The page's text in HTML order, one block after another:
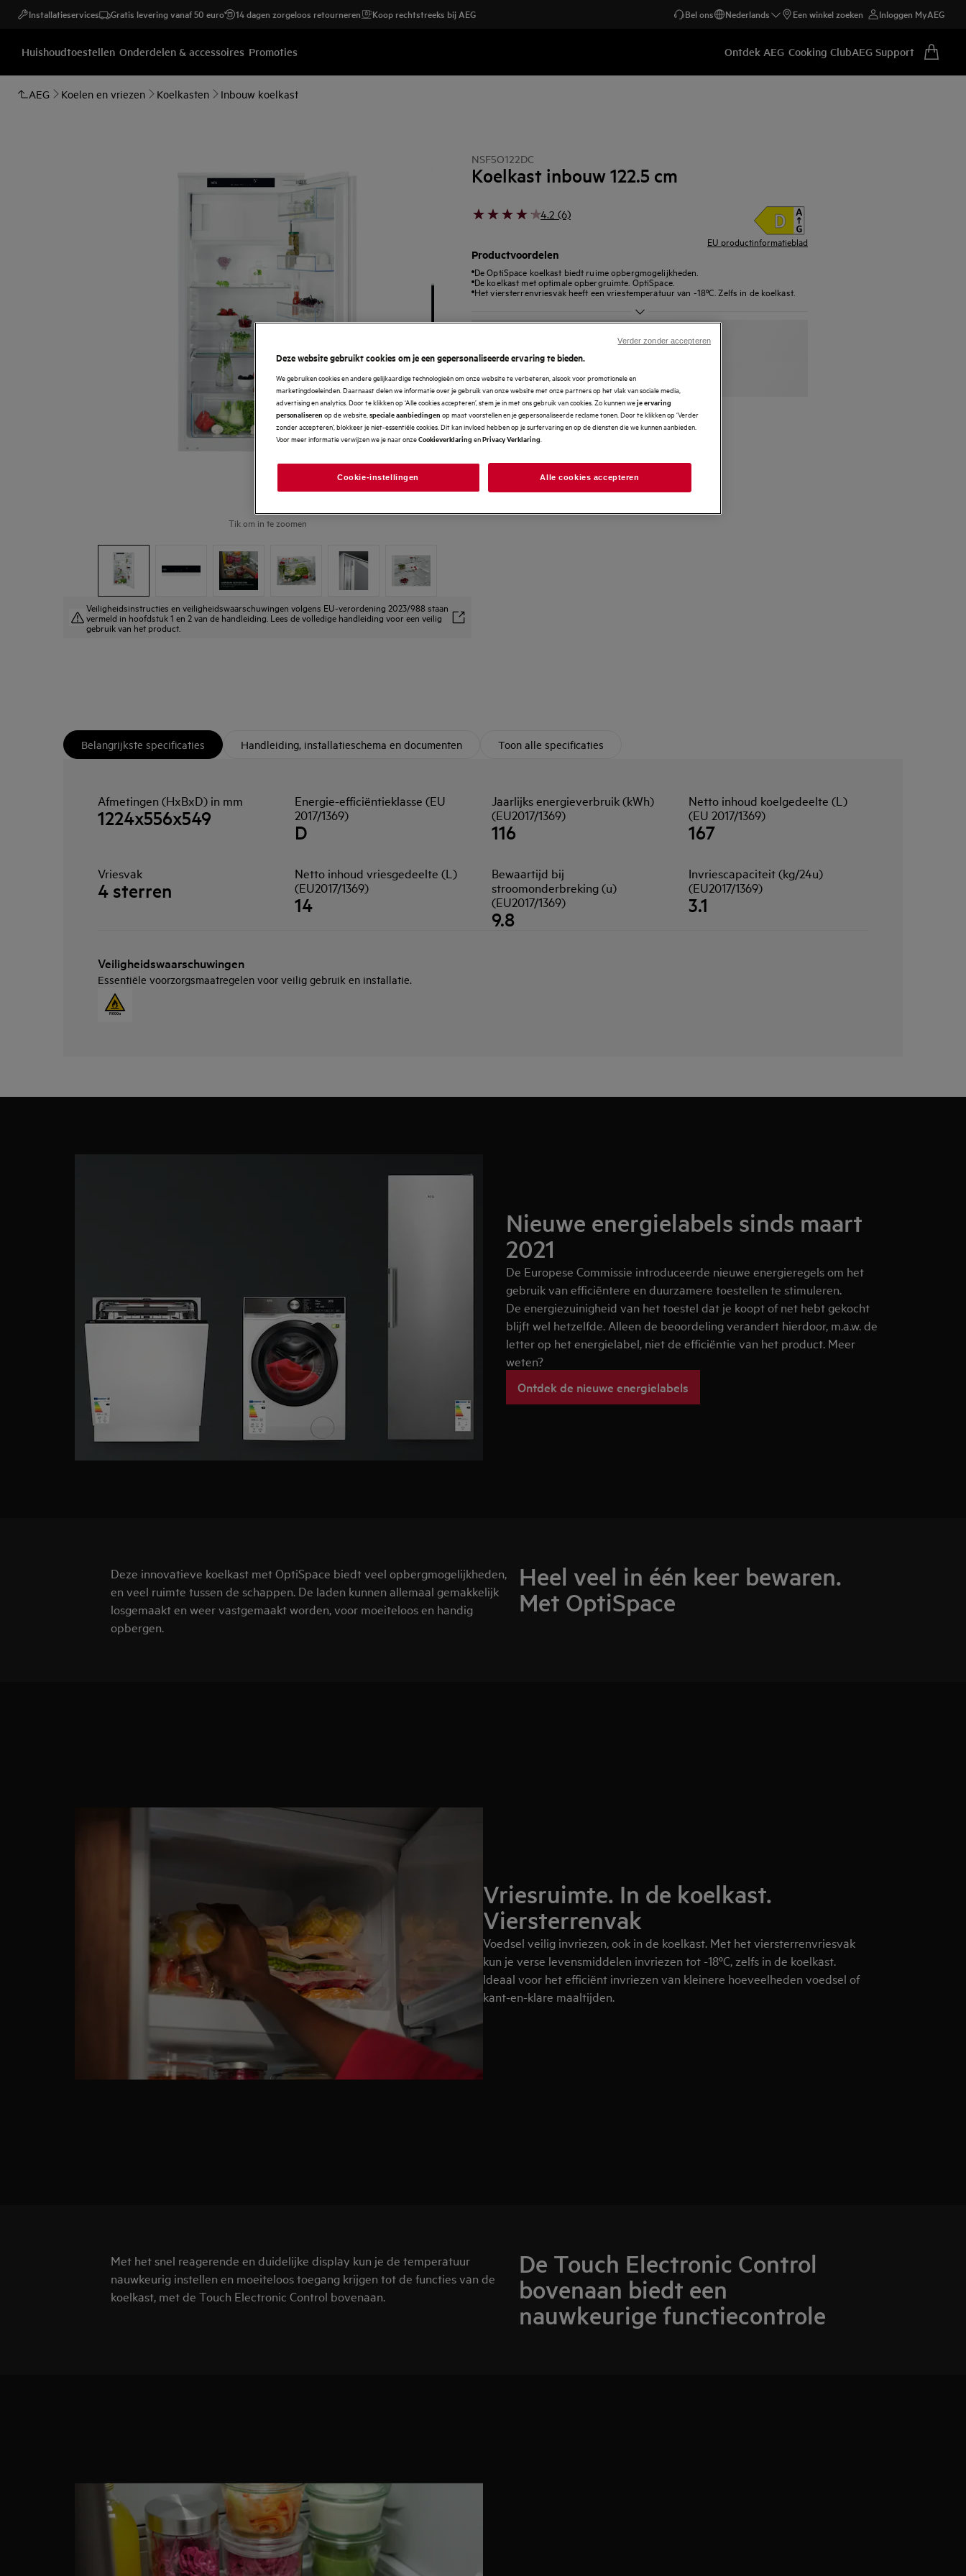
Installatieservices Gratis levering vanaf 50 euro 14 dagen zorgeloos retourneren Koop rechtstreeks bij AEG Bel ons Nederlands Een winkel zoeken Inloggen MyAEG
Huishoudtoestellen Onderdelen & accessoires Promoties Ontdek AEG Cooking ClubAEG Support
AEG Koelen en vriezen Koelkasten Inbouw koelkast
Tik om in te zoomen
Veiligheidsinstructies en veiligheidswaarschuwingen volgens EU-verordening 2023/988 staan
vermeld in hoofdstuk 1 en 2 van de handleiding. Lees de volledige handleiding voor een veilig
gebruik van het product.
NSF5O122DC
Koelkast inbouw 122.5 cm
4.2 (6)
EU productinformatieblad
Productvoordelen
De OptiSpace koelkast biedt ruime opbergmogelijkheden.
De koelkast met optimale opbergruimte. OptiSpace.
Het viersterrenvriesvak heeft een vriestemperatuur van -18ºC. Zelfs in de koelkast.
Belangrijkste specificaties Handleiding, installatieschema en documenten Toon alle specificaties
Afmetingen (HxBxD) in mm
1224x556x549
Energie-efficiëntieklasse (EU
2017/1369)
D
Jaarlijks energieverbruik (kWh)
(EU2017/1369)
116
Netto inhoud koelgedeelte (L)
(EU 2017/1369)
167
Vriesvak
4 sterren
Netto inhoud vriesgedeelte (L)
(EU2017/1369)
14
Bewaartijd bij
stroomonderbreking (u)
(EU2017/1369)
9.8
Invriescapaciteit (kg/24u)
(EU2017/1369)
3.1
Veiligheidswaarschuwingen
Essentiële voorzorgsmaatregelen voor veilig gebruik en installatie.
Nieuwe energielabels sinds maart
2021
De Europese Commissie introduceerde nieuwe energieregels om het
gebruik van efficiëntere en duurzamere toestellen te stimuleren.
De energiezuinigheid van het toestel dat je koopt of net hebt gekocht
blijft wel hetzelfde. Alleen de beoordeling verandert hierdoor, m.a.w. de
letter op het energielabel, niet de efficiëntie van het product. Meer
weten?
Ontdek de nieuwe energielabels
Heel veel in één keer bewaren.
Met OptiSpace
Deze innovatieve koelkast met OptiSpace biedt veel opbergmogelijkheden,
en veel ruimte tussen de schappen. De laden kunnen allemaal gemakkelijk
losgemaakt en weer vastgemaakt worden, voor moeiteloos en handig
opbergen.
Vriesruimte. In de koelkast.
Viersterrenvak
Voedsel veilig invriezen, ook in de koelkast. Met het viersterrenvriesvak
kun je verse levensmiddelen invriezen tot -18ºC, zelfs in de koelkast.
Ideaal voor het efficiënt invriezen van kleinere hoeveelheden voedsel of
kant-en-klare maaltijden.
De Touch Electronic Control
bovenaan biedt een
nauwkeurige functiecontrole
Met het snel reagerende en duidelijke display kun je de temperatuur
nauwkeurig instellen en moeiteloos toegang krijgen tot de functies van de
koelkast, met de Touch Electronic Control bovenaan.
Deze website gebruikt cookies om je een gepersonaliseerde ervaring te bieden.
We gebruiken cookies en andere gelijkaardige technologieën om onze website te verbeteren, alsook voor promotionele en
marketingdoeleinden. Daarnaast delen we informatie over je gebruik van onze website met onze partners op het vlak van sociale media,
advertising en analytics. Door te klikken op ‘Alle cookies accepteren’, stem je in met ons gebruik van cookies. Zo kunnen weje ervaring
personaliseren op de website, speciale aanbiedingen op maat voorstellen en je gepersonaliseerde reclame tonen. Door te klikken op ‘Verder
zonder accepteren’, blokkeer je niet-essentiële cookies. Dit kan invloed hebben op je surfervaring en op de diensten die we kunnen aanbieden.
Voor meer informatie verwijzen we je naar onzeCookieverklaring enPrivacy Verklaring
Cookie-instellingen Alle cookies accepteren
Verder zonder accepteren